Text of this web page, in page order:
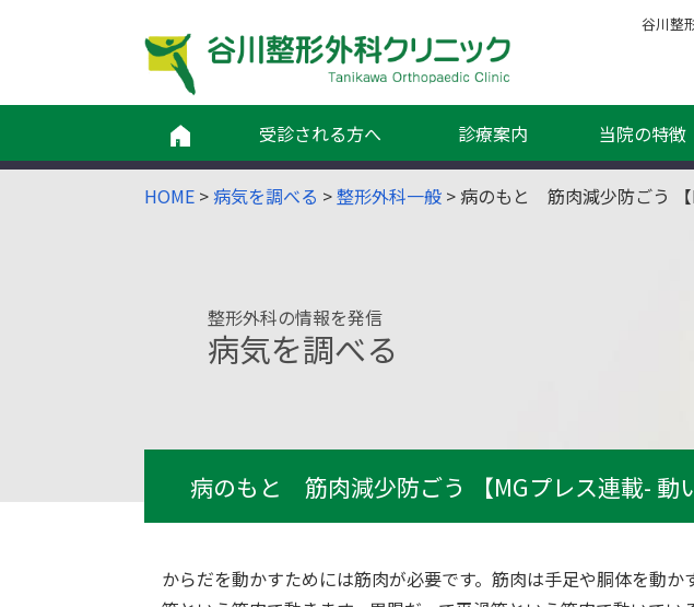
谷川整
受診される方へ 診療案内 当院の特徴
HOME >病気を調べる >整形外科一般 >病のもと 筋肉減少防ごう 【
整形外科の情報を発信
病気を調べる
病のもと 筋肉減少防ごう 【MGプレス連載- 動
からだを動かすためには筋肉が必要です。筋肉は手足や胴体を動